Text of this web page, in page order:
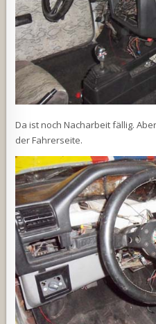
Da ist noch Nacharbeit fällig.
der Fahrerseite.